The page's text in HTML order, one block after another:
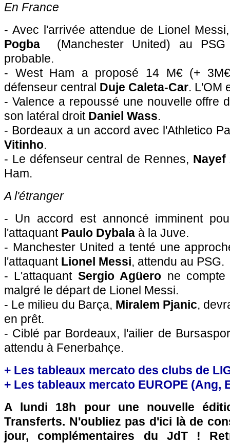
En France
- Avec l'arrivée attendue de Lionel
Pogba (Manchester United) au PSG
probable.
- West Ham a proposé 14 M€ (+
défenseur central Duje Caleta-Car. L'OM
- Valence a repoussé une nouvelle offre
son latéral droit Daniel Wass.
- Bordeaux a un accord avec l'Athletico
Vitinho.
- Le défenseur central de Rennes, Nayef
Ham.
A l'étranger
- Un accord est annoncé imminent
l'attaquant Paulo Dybala à la Juve.
- Manchester United a tenté une
l'attaquant Lionel Messi, attendu au PSG.
- L'attaquant Sergio Agüero ne
malgré le départ de Lionel Messi.
- Le milieu du Barça, Miralem Pjanic,
en prêt.
- Ciblé par Bordeaux, l'ailier de
attendu à Fenerbahçe.
+ Les tableaux mercato des clubs de
+ Les tableaux mercato EUROPE (Ang,
A lundi 18h pour une nouvelle
Transferts. N'oubliez pas d'ici là de
jour, complémentaires du JdT !